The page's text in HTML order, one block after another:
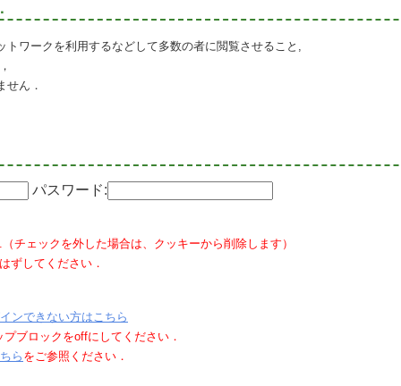
ワークを利用するなどして多数の者に閲覧させること,
せん．
パスワード:
チェックを外した場合は、クッキーから削除します）
ずしてください．
ンできない方はこちら
ブロックをoffにしてください．
ら をご参照ください．